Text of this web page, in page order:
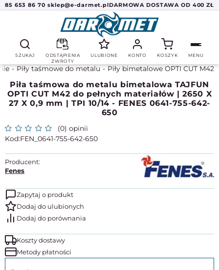
85 653 86 70 sklep@e-darmet.plDARMOWA DOSTAWA OD 400 ZŁ
SZUKAJ
ODSTĄPIENIA
ZWROTY
ULUBIONE KONTO KOSZYK MENU
Piły taśmowe do metalu Piły bimetalowe OPTI CUT M42
Piła taśmowa do metalu bimetalowa TAJFUN
OPTI CUT M42 do pełnych materiałów | 2650 X
27 X 0,9 mm | TPI 10/14 - FENES 0641-755-642-
650
(0) opinii
FEN_0641-755-642-650
Producent:
Fenes
Zapytaj o produkt
Koszty dostawy
Metody płatności